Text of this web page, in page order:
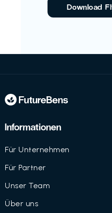
Download
Informationen
Für Unternehmen
Für Partner
Unser Team
Über uns